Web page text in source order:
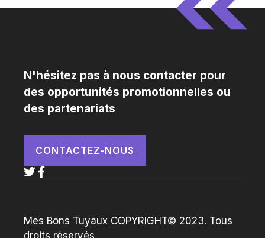
N'hésitez pas à nous contacter pour
des opportunités promotionnelles ou
des partenariats
CONTACTEZ-NOUS
Mes Bons Tuyaux COPYRIGHT© 2023. Tous